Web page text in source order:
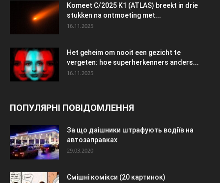
Komeet C/2025 K1 (ATLAS) breekt in drie
stukken na ontmoeting met...
16.11.2025
Het geheim om nooit een gezicht te
vergeten: hoe superherkenners anders...
16.11.2025
ПОПУЛЯРНІ ПОВІДОМЛЕННЯ
За що даішники штрафують водіїв на
автозаправках
29.03.2020
Смішні комікси (20 картинок)